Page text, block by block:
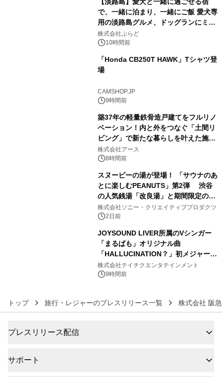
で、一緒に泊まり、一緒にご飯 愛犬専
用の淡路島グルメ、ドッグランにミニ
プール グランピングとトレーラーハウ
スの2施設で
株式会社ぷらど
10時間前
「Honda CB250T HAWK」Tシャツ登
場
CAMSHOP.JP
9時間前
築37年の軽量鉄骨造戸建てをフルリノ
ベーション！内と外をつなぐ「土間リ
ビング」で新たな暮らしを叶えた施工
事例を株式会社アースが公開
株式会社アース
8時間前
スヌーピーの湯が登場！ 「サウナのあ
とに楽しむPEANUTS」第2弾 渋谷
の人気銭湯「改良湯」と期間限定のコ
ラボレーション サウナイキタイコラ
ボグッズも発売決定！
株式会社ソニー・クリエイティブプロダクツ
2日前
JOYSOUND LIVER所属のVシンガー
「まるぱも」オリジナル曲
「HALLUCINATION？」初メジャー配
信リリース決定！
株式会社テイチクエンタテインメント
9時間前
トップ 旅行・レジャーのプレスリリース一覧 株式会社 阪
プレスリリース配信
サポート